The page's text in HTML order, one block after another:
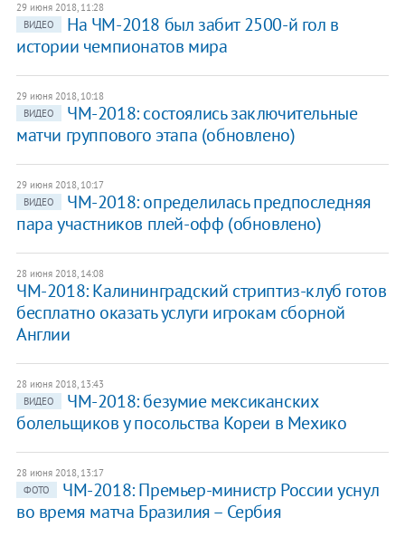
29 июня 2018, 11:28
ВИДЕО
На ЧМ-2018 был забит 2500-й гол в
истории чемпионатов мира
29 июня 2018, 10:18
ВИДЕО
ЧМ-2018: состоялись заключительные
матчи группового этапа (обновлено)
29 июня 2018, 10:17
ВИДЕО
ЧМ-2018: определилась предпоследняя
пара участников плей-офф (обновлено)
28 июня 2018, 14:08
ЧМ-2018: Калининградский стриптиз-клуб готов
бесплатно оказать услуги игрокам сборной
Англии
28 июня 2018, 13:43
ВИДЕО
ЧМ-2018: безумие мексиканских
болельщиков у посольства Кореи в Мехико
28 июня 2018, 13:17
ФОТО
ЧМ-2018: Премьер-министр России уснул
во время матча Бразилия – Сербия